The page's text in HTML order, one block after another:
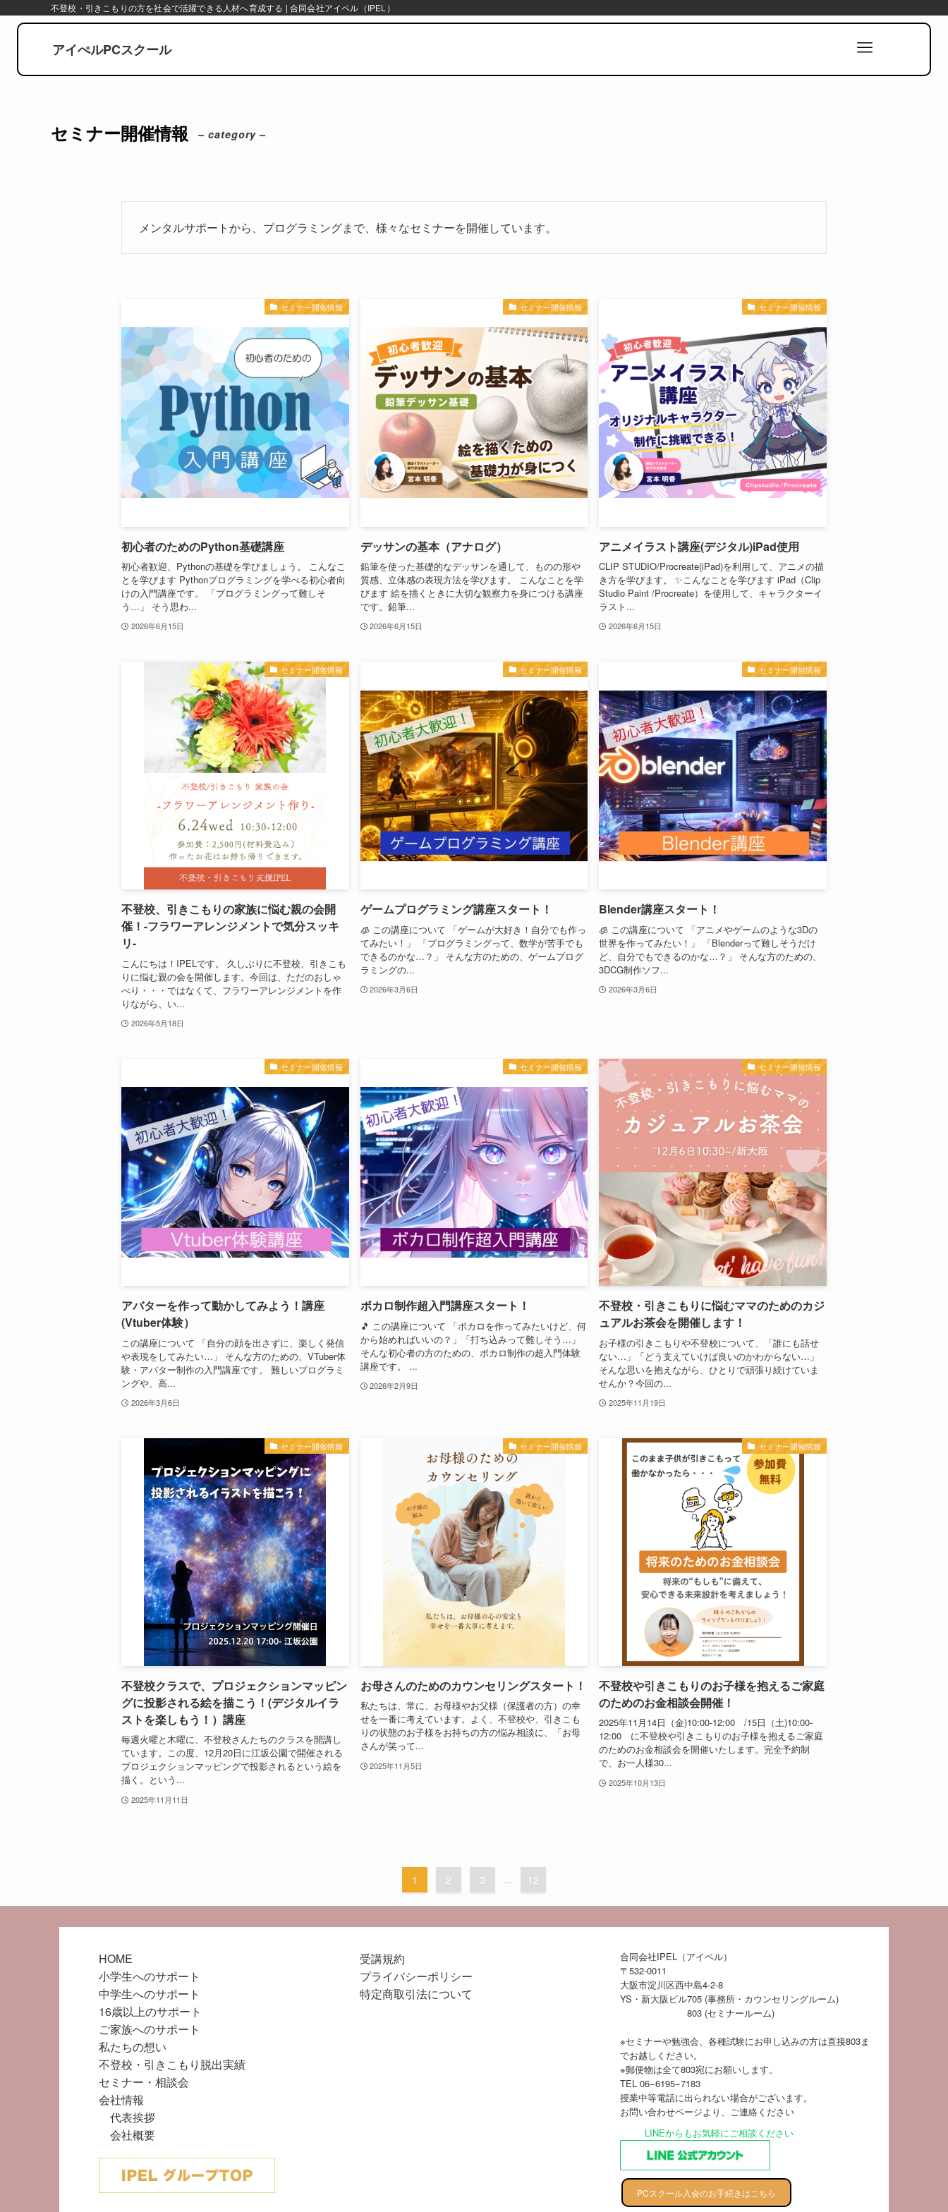
不登校・引きこもりの方を社会で活躍できる人材へ育成する | 合同会社アイペル（IPEL）
アイぺルPCスクール
セミナー開催情報 – category –
メンタルサポートから、プログラミングまで、様々なセミナーを開催しています。
セミナー開催情報
初心者のためのPython基礎講座
初心者歓迎、Pythonの基礎を学びましょう。 こんなこ
とを学びます Pythonプログラミングを学べる初心者向
けの入門講座です。 「プログラミングって難しそ
う…」 そう思わ...
2026年6月15日
セミナー開催情報
デッサンの基本（アナログ）
鉛筆を使った基礎的なデッサンを通して、ものの形や
質感、立体感の表現方法を学びます。 こんなことを学
びます 絵を描くときに大切な観察力を身につける講座
です。鉛筆...
2026年6月15日
セミナー開催情報
アニメイラスト講座(デジタル)iPad使用
CLIP STUDIO/Procreate(iPad)を利用して、アニメの描
き方を学びます。 ✨こんなことを学びます iPad（Clip
Studio Paint /Procreate）を使用して、キャラクターイ
ラスト...
2026年6月15日
セミナー開催情報
不登校、引きこもりの家族に悩む親の会開
催！-フラワーアレンジメントで気分スッキ
リ-
こんにちは！IPELです。 久しぶりに不登校、引きこも
りに悩む親の会を開催します。今回は、ただのおしゃ
べり・・・ではなくて、フラワーアレンジメントを作
りながら、い...
2026年5月18日
セミナー開催情報
ゲームプログラミング講座スタート！
🧊 この講座について 「ゲームが大好き！自分でも作っ
てみたい！」 「プログラミングって、数学が苦手でも
できるのかな…？」 そんな方のための、ゲームプログ
ラミングの...
2026年3月6日
セミナー開催情報
Blender講座スタート！
🧊 この講座について 「アニメやゲームのような3Dの
世界を作ってみたい！」 「Blenderって難しそうだけ
ど、自分でもできるのかな…？」 そんな方のための、
3DCG制作ソフ...
2026年3月6日
セミナー開催情報
アバターを作って動かしてみよう！講座
(Vtuber体験）
この講座について 「自分の顔を出さずに、楽しく発信
や表現をしてみたい…」 そんな方のための、VTuber体
験・アバター制作の入門講座です。 難しいプログラミ
ングや、高...
2026年3月6日
セミナー開催情報
ボカロ制作超入門講座スタート！
🎵 この講座について 「ボカロを作ってみたいけど、何
から始めればいいの？」「打ち込みって難しそう…」
そんな初心者の方のための、ボカロ制作の超入門体験
講座です。 ...
2026年2月9日
セミナー開催情報
不登校・引きこもりに悩むママのためのカジ
ュアルお茶会を開催します！
お子様の引きこもりや不登校について、「誰にも話せ
ない…」「どう支えていけば良いのかわからない…」
そんな思いを抱えながら、ひとりで頑張り続けていま
せんか？今回の...
2025年11月19日
セミナー開催情報
不登校クラスで、プロジェクションマッピン
グに投影される絵を描こう！(デジタルイラ
ストを楽しもう！）講座
毎週火曜と木曜に、不登校さんたちのクラスを開講し
ています。この度、12月20日に江坂公園で開催される
プロジェクションマッピングで投影されるという絵を
描く。という...
2025年11月11日
セミナー開催情報
お母さんのためのカウンセリングスタート！
私たちは、常に、お母様やお父様（保護者の方）の幸
せを一番に考えています。よく、不登校や、引きこも
りの状態のお子様をお持ちの方の悩み相談に、「お母
さんが笑って...
2025年11月5日
セミナー開催情報
不登校や引きこもりのお子様を抱えるご家庭
のためのお金相談会開催！
2025年11月14日（金)10:00-12:00 /15日（土)10:00-
12:00 に不登校や引きこもりのお子様を抱えるご家庭
のためのお金相談会を開催いたします。完全予約制
で、お一人様30...
2025年10月13日
1 2 3 ... 12
受講規約
プライバシーポリシー
特定商取引法について
合同会社IPEL（アイペル）
〒532-0011
大阪市淀川区西中島4-2-8
YS・新大阪ビル705 (事務所・カウンセリングルーム)
803 (セミナールーム)
※セミナーや勉強会、各種試験にお申し込みの方は直接803ま
でお越しください。
※郵便物は全て803宛にお願いします。
TEL 06−6195−7183
授業中等電話に出られない場合がございます。
お問い合わせページより、ご連絡ください
LINEからもお気軽にご相談ください
PCスクール入会のお手続きはこちら
HOME
小学生へのサポート
中学生へのサポート
16歳以上のサポート
ご家族へのサポート
私たちの想い
不登校・引きこもり脱出実績
セミナー・相談会
会社情報
代表挨拶
会社概要